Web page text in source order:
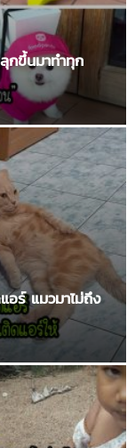
กขึ้นมาทำทุก
ร์ แมวมาไม่ถึง